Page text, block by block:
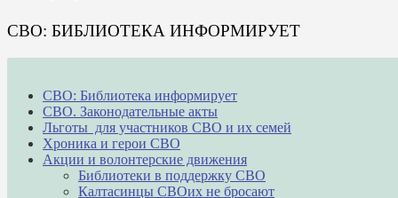
СВО: БИБЛИОТЕКА ИНФОРМИРУЕТ
СВО: Библиотека информирует
СВО. Законодательные акты
Льготы для участников СВО и их семей
Хроника и герои СВО
Акции и волонтерские движения
Библиотеки в поддержку СВО
Калтасинцы СВОих не бросают